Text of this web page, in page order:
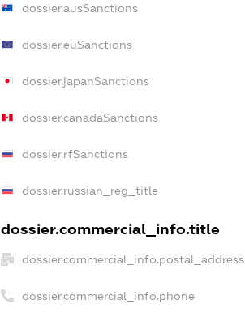
dossier.ausSanctions
dossier.euSanctions
dossier.japanSanctions
dossier.canadaSanctions
dossier.rfSanctions
dossier.russian_reg_title
dossier.commercial_info.title
dossier.commercial_info.postal_address
dossier.commercial_info.phone